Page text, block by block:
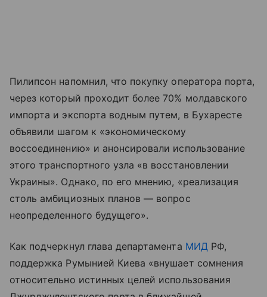
Пилипсон напомнил, что покупку оператора порта,
через который проходит более 70% молдавского
импорта и экспорта водным путем, в Бухаресте
объявили шагом к «экономическому
воссоединению» и анонсировали использование
этого транспортного узла «в восстановлении
Украины». Однако, по его мнению, «реализация
столь амбициозных планов — вопрос
неопределенного будущего».
Как подчеркнул глава департамента МИДРФ,
поддержка Румынией Киева «внушает сомнения
относительно истинных целей использования